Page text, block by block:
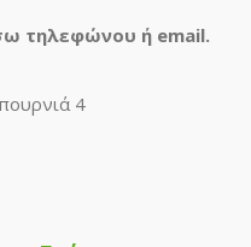
τηλεφώνου ή email.
4